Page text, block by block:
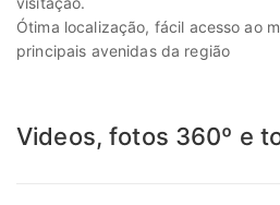
Ótima localização, fácil acesso ao
principais avenidas da região
Videos, fotos 360º e